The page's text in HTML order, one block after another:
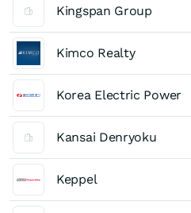
Kingspan Group
Kimco Realty
Korea Electric Power
Kansai Denryoku
Keppel